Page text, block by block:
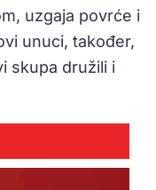
uzgaja povrće i
unuci, također,
skupa družili i